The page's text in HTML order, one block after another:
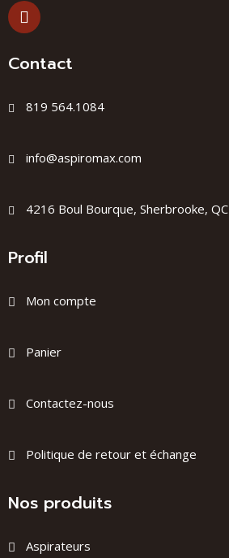
Contact
819 564.1084
info@aspiromax.com
4216 Boul Bourque, Sherbrooke, QC
Profil
Mon compte
Panier
Contactez-nous
Politique de retour et échange
Nos produits
Aspirateurs